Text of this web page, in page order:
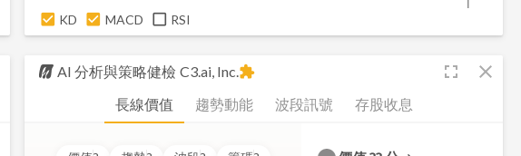
KD MACD RSI
AI 分析與策略健檢 C3.ai, Inc. fullscreen close
extension
長線價值 趨勢動能 波段訊號 存股收息